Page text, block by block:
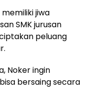
memiliki jiwa
SMK jurusan
peluang
Noker ingin
bersaing secara